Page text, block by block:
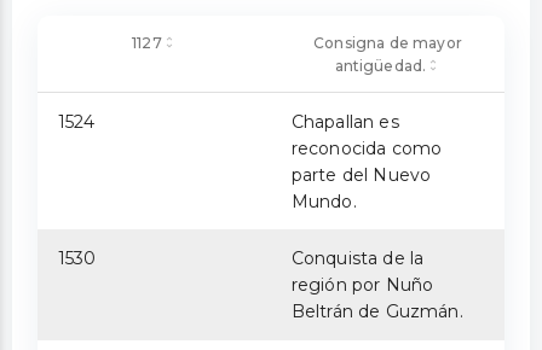
1127
Consigna de mayor
antigüedad.
1524
Chapallan es
reconocida como
parte del Nuevo
Mundo.
1530
Conquista de la
región por Nuño
Beltrán de Guzmán.